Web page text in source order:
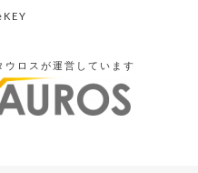
ロスが運営しています